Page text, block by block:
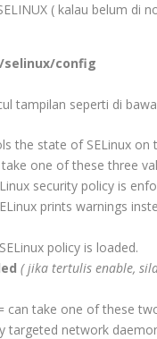
( kalau belum di
config
tampilan seperti di
the state of SELinux on
take one of these three
security policy is
prints warnings
policy is loaded.
( jika tertulis enable,
can take one of these
targeted network